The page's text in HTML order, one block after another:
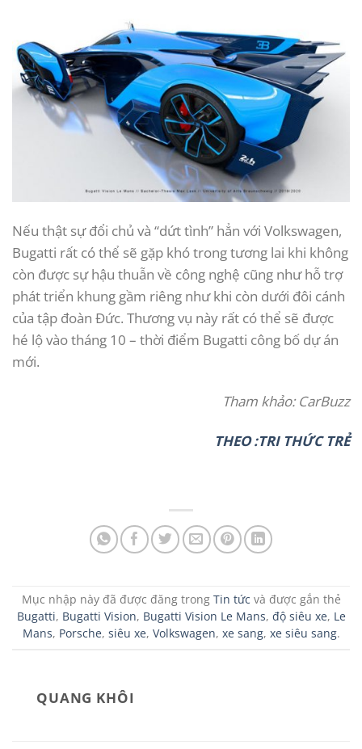
Nếu thật sự đổi chủ và “dứt tình” hẳn với Volkswagen,
Bugatti rất có thể sẽ gặp khó trong tương lai khi không
còn được sự hậu thuẫn về công nghệ cũng như hỗ trợ
phát triển khung gầm riêng như khi còn dưới đôi cánh
của tập đoàn Đức. Thương vụ này rất có thể sẽ được
hé lộ vào tháng 10 – thời điểm Bugatti công bố dự án
mới.
Tham khảo: CarBuzz
THEO :TRI THỨC TRẺ
Mục nhập này đã được đăng trong Tin tức và được gắn thẻ
Bugatti, Bugatti Vision, Bugatti Vision Le Mans, độ siêu xe, Le
Mans, Porsche, siêu xe, Volkswagen, xe sang, xe siêu sang.
QUANG KHÔI